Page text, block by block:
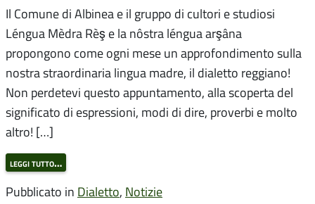
Il Comune di Albinea e il gruppo di cultori e studiosi
Léngua Mèdra Rèş e la nôstra léngua arşâna
propongono come ogni mese un approfondimento sulla
nostra straordinaria lingua madre, il dialetto reggiano!
Non perdetevi questo appuntamento, alla scoperta del
significato di espressioni, modi di dire, proverbi e molto
altro! […]
leggi tutto…
Pubblicato in Dialetto, Notizie